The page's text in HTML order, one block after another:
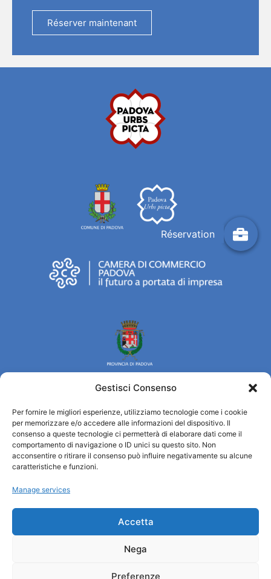
Gestisci Consenso
Per fornire le migliori esperienze, utilizziamo tecnologie come i cookie
per memorizzare e/o accedere alle informazioni del dispositivo. Il
consenso a queste tecnologie ci permetterà di elaborare dati come il
comportamento di navigazione o ID unici su questo sito. Non
acconsentire o ritirare il consenso può influire negativamente su alcune
caratteristiche e funzioni.
Manage services
Accetta
Nega
Preferenze
Réserver maintenant
Turismo Padova
Qui sommes-nous ?
Information et accueil des tourist / IAT
Cookie Policy (UE)